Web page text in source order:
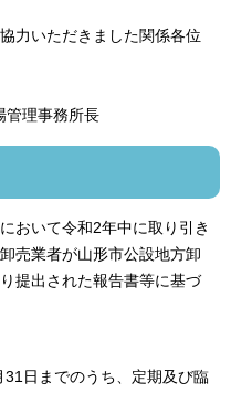
力いただきました関係各位
管理事務所長
おいて令和2年中に取り引き
売業者が山形市公設地方卸
提出された報告書等に基づ
日までのうち、定期及び臨